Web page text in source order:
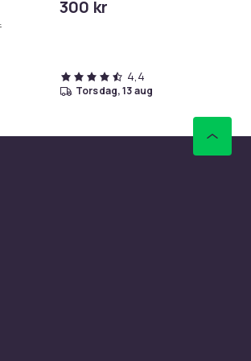
dammsugare
300 kr
4,4
torsdag, 13 aug